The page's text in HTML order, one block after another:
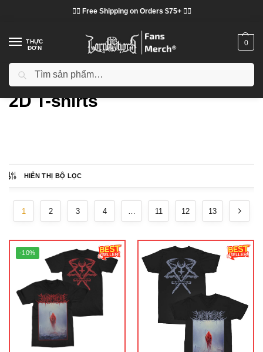
❤️‍🔥 Free Shipping on Orders $75+ ❤️‍🔥
THỰC
ĐƠN
0
Trang chủ / Các loại / 2D T-shirts
2D T-shirts
HIỂN THỊ BỘ LỌC
1 2 3 4 … 11 12 13
-10%